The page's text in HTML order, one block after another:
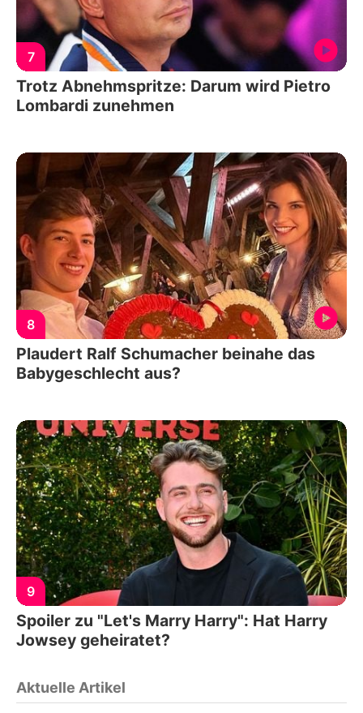
7
Trotz Abnehmspritze: Darum wird Pietro
Lombardi zunehmen
8
Plaudert Ralf Schumacher beinahe das
Babygeschlecht aus?
9
Spoiler zu "Let's Marry Harry": Hat Harry
Jowsey geheiratet?
Aktuelle Artikel